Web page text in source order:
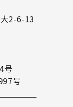
2-6-13
号
号